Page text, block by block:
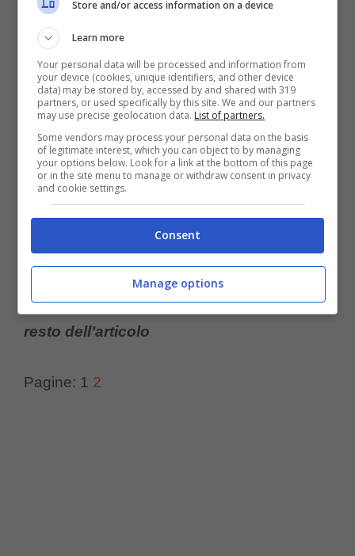
Seil nostro cane invece non sta fermo un
attimo
, corre in giro, morde quello che trova,
abbaia e sembra una vera peste, abbiamo
un po’ di lavoro da fare.
Ecco quindii migliori suggerimenti che
possiamo facilmente applicare
cambiare il comportamento del nostro
pelosetto.
Cliccate su successivo per scoprire il
resto dell’articolo
Pagine: 1 2
Store and/or access information on a device
Learn more
Your personal data will be processed and information from
your device (cookies, unique identifiers, and other device
data) may be stored by, accessed by and shared with 319
partners, or used specifically by this site. We and our partners
may use precise geolocation data. List of partners.
Some vendors may process your personal data on the basis
of legitimate interest, which you can object to by managing
your options below. Look for a link at the bottom of this page
or in the site menu to manage or withdraw consent in privacy
and cookie settings.
Consent
Manage options